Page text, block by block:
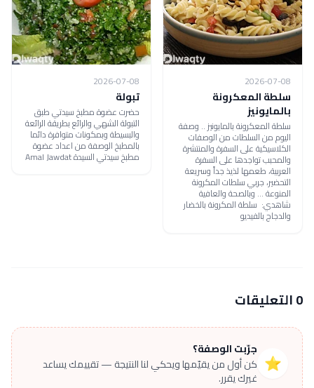
2026-07-08
سلطة المعكرونة
بالمايونيز
سلطة المعكرونة بالمايونيز .. وصفة
اليوم من السلطات من الوصفات
الكلاسيكية على السفرة والمنتشرة
والمحبب تواجدها على السفرة
العربية، طعمها لذيذ جداً وسريعة
التحضير، جربي سلطات المكرونة
المنوعة ... وبالصحة والعافية
شاهدي: سلطة المكرونة بالخضار
والدجاج بالفيديو
2026-07-08
تبولة
حضرت عضوة مطبخ سيدتي طبق
التبولة الشهي والرائع بطريقة الرائعة
والبسيطة وبمكونات متوافرة دائما
بالمطبخ الوصفة من اعداد عضوة
مطبخ سيدتي السيدة Amal Jawdat
0 التعليقات
⭐
جرّبت الوصفة؟
كن أول من يقيّمها ويحكي لنا النتيجة — تقييمك يساعد
غيرك يقرر.